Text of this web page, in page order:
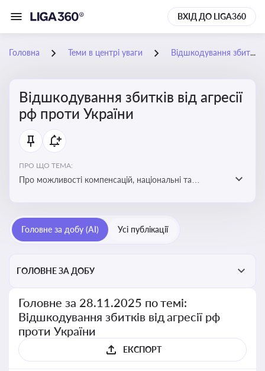
ВХІД ДО LIGA360
Головна Теми в центрі уваги Відшкодування збитків від агресії рф проти України
Відшкодування збитків від агресії
рф проти України
ПРО ЩО ТЕМА:
Про можливості компенсацій, національні та
Головне за добу (AI) Усі публікації
ГОЛОВНЕ ЗА ДОБУ
Головне за 28.11.2025 по темі:
Відшкодування збитків від агресії рф
проти України
ЕКСПОРТ